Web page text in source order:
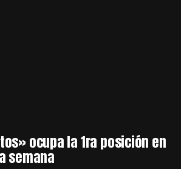
ocupa la 1ra posición en
semana